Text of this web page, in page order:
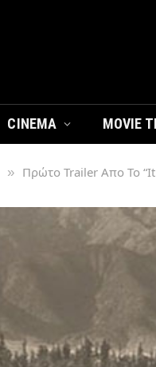
CINEMA MOVIE
» Πρώτο Trailer Απο Το